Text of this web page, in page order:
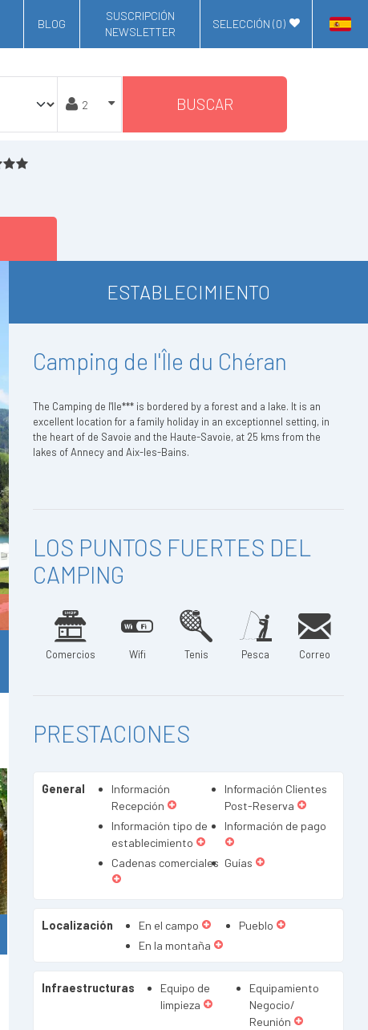
BLOG
SUSCRIPCIÓN
NEWSLETTER
SELECCIÓN (0)
BUSCAR
ESTABLECIMIENTO
Camping de l'Île du Chéran
The Camping de l'Ile*** is bordered by a forest and a lake. It is an
excellent location for a family holiday in an exceptionnel setting, in
the heart of de Savoie and the Haute-Savoie, at 25 kms from the
lakes of Annecy and Aix-les-Bains.
LOS PUNTOS FUERTES DEL
CAMPING
Comercios Wifi Tenis Pesca Correo
PRESTACIONES
General
Información
Recepción
Información Clientes
Post-Reserva
Información tipo de
establecimiento
Información de pago
Cadenas comerciales Guías
Localización En el campo
Pueblo
En la montaña
Infraestructuras
Equipo de
limpieza
Equipamiento
Negocio/
Reunión